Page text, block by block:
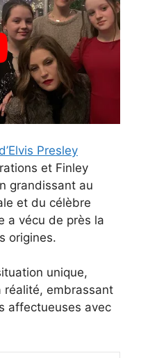
Presley
et Finley
grandissant au
et du célèbre
a vécu de près la
origines.
unique,
réalité, embrassant
affectueuses avec